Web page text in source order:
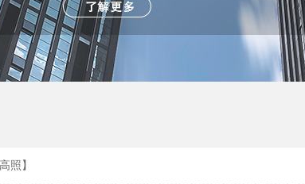
照】